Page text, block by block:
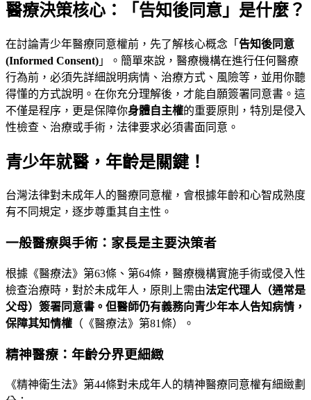
醫療決策核心：「告知後同意」是什麼？
在討論青少年醫療同意權前，先了解核心概念「 告知後同意
(Informed Consent) 」。簡單來說，醫療機構在進行任何醫療
行為前，必須先詳細說明病情、治療方式、風險等，並用你聽
得懂的方式說明。在你充分理解後，才能自願簽署同意書。這
不僅是程序，更是保障你身體自主權的重要原則，特別是侵入
性檢查、治療或手術，法律要求必須書面同意。
青少年就醫，年齡是關鍵！
台灣法律對未成年人的醫療同意權，會根據年齡和心智成熟度
有不同規定，逐步尊重其自主性。
一般醫療與手術：家長是主要決策者
根據《醫療法》第63條、第64條，醫療機構實施手術或侵入性
檢查治療時，對於未成年人，原則上需由法定代理人（通常是
父母） 簽署同意書。但醫師仍有義務向青少年本人告知病情，
保障其知情權 （《醫療法》第81條）。
精神醫療：年齡分界更細緻
《精神衛生法》第44條對未成年人的精神醫療同意權有細緻劃